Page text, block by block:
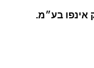
אינפו בע״מ.